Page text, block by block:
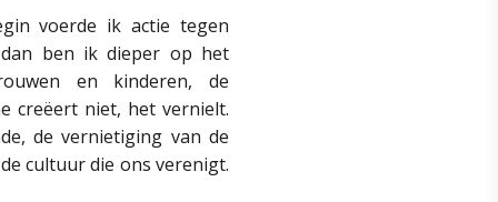
voerde ik actie tegen
dan ben ik dieper op het
en kinderen, de
creëert niet, het vernielt.
de vernietiging van de
cultuur die ons verenigt.